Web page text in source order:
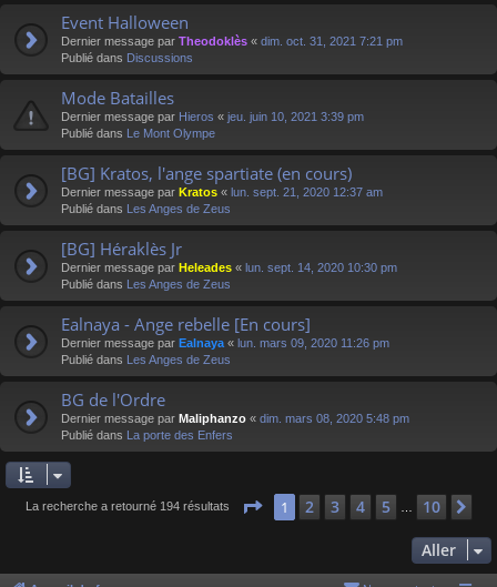
Event Halloween
Dernier message par Theodoklès « dim. oct. 31, 2021 7:21 pm
Publié dans Discussions
Mode Batailles
Dernier message par Hieros « jeu. juin 10, 2021 3:39 pm
Publié dans Le Mont Olympe
[BG] Kratos, l'ange spartiate (en cours)
Dernier message par Kratos « lun. sept. 21, 2020 12:37 am
Publié dans Les Anges de Zeus
[BG] Héraklès Jr
Dernier message par Heleades « lun. sept. 14, 2020 10:30 pm
Publié dans Les Anges de Zeus
Ealnaya - Ange rebelle [En cours]
Dernier message par Ealnaya « lun. mars 09, 2020 11:26 pm
Publié dans Les Anges de Zeus
BG de l'Ordre
Dernier message par Maliphanzo « dim. mars 08, 2020 5:48 pm
Publié dans La porte des Enfers
La recherche a retourné 194 résultats Page 1sur 10
1 2 3 4 5 10
Aller